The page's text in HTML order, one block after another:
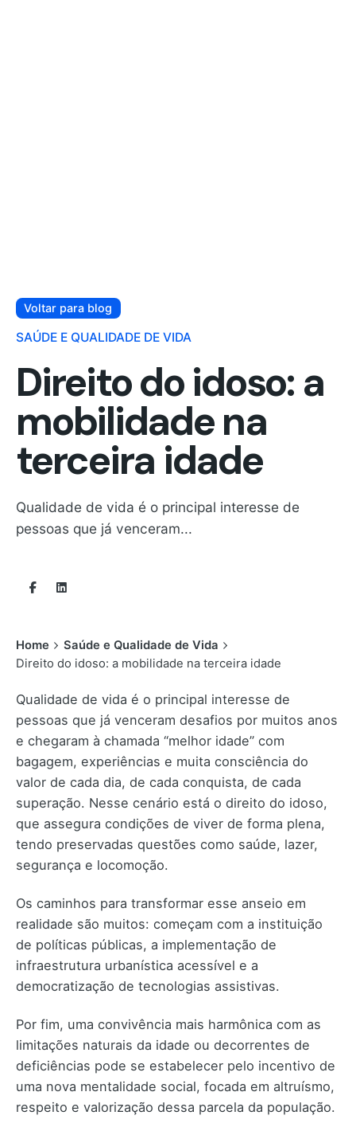
Voltar para blog
SAÚDE E QUALIDADE DE VIDA
Direito do idoso: a
mobilidade na
terceira idade
Qualidade de vida é o principal interesse de
pessoas que já venceram...
Home
Saúde e Qualidade de Vida
Direito do idoso: a mobilidade na terceira idade
Qualidade de vida é o principal interesse de
pessoas que já venceram desafios por muitos anos
e chegaram à chamada “melhor idade” com
bagagem, experiências e muita consciência do
valor de cada dia, de cada conquista, de cada
superação. Nesse cenário está o direito do idoso,
que assegura condições de viver de forma plena,
tendo preservadas questões como saúde, lazer,
segurança e locomoção.
Os caminhos para transformar esse anseio em
realidade são muitos: começam com a instituição
de políticas públicas, a implementação de
infraestrutura urbanística acessível e a
democratização de tecnologias assistivas.
Por fim, uma convivência mais harmônica com as
limitações naturais da idade ou decorrentes de
deficiências pode se estabelecer pelo incentivo de
uma nova mentalidade social, focada em altruísmo,
respeito e valorização dessa parcela da população.